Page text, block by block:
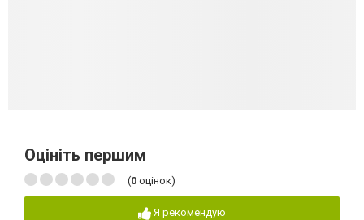
Оцініть першим
(0 оцінок)
Я рекомендую